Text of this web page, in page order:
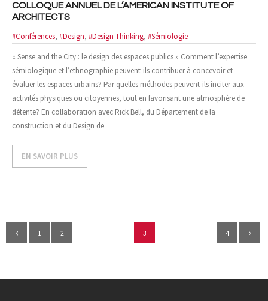
COLLOQUE ANNUEL DE L’AMERICAN INSTITUTE OF
ARCHITECTS
#Conférences, #Design, #Design Thinking, #Sémiologie
« Sense and the City : le design des espaces publics » Comment l’expertise
sémiologique et l’ethnographie peuvent-ils contribuer à concevoir et
évaluer les espaces urbains? Par quelles méthodes peuvent-ils inciter aux
activités physiques ou citoyennes, tout en favorisant une atmosphère de
détente? En collaboration avec Rick Bell, du Département de la
construction et du Design de
EN SAVOIR PLUS
1 2 3 4